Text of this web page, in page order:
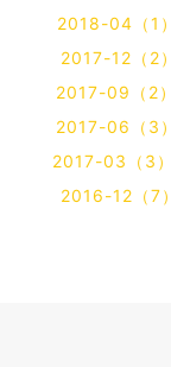
2018-04（1）
2017-12（2）
2017-09（2）
2017-06（3）
2017-03（3）
2016-12（7）